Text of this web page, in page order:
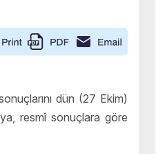
dün (27 Ekim)
resmî sonuçlara göre